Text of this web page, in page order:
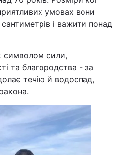
умовах вони
і важити понад
символом сили,
та благородства - за
течію й водоспад,